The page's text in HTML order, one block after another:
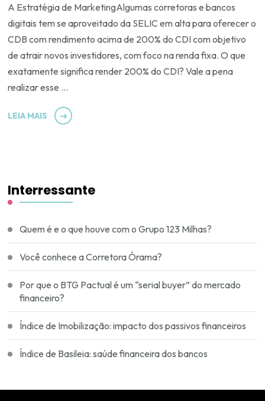
A Estratégia de MarketingAlgumas corretoras e bancos
digitais tem se aproveitado da SELIC em alta para oferecer o
CDB com rendimento acima de 200% do CDI com objetivo
de atrair novos investidores, com foco na renda fixa. O que
exatamente significa render 200% do CDI? Vale a pena
realizar esse …
LEIA MAIS
Interressante
Quem é e o que houve com o Grupo 123 Milhas?
Você conhece a Corretora Órama?
Por que o BTG Pactual é um “serial buyer” do mercado
financeiro?
Índice de Imobilização: impacto dos passivos financeiros
Índice de Basileia: saúde financeira dos bancos